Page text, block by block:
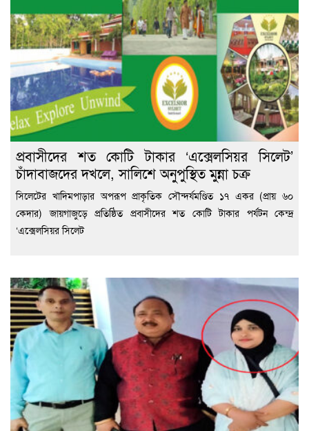
প্রবাসীদের শত কোটি টাকার ‘এক্সেলসিয়র সিলেট’
চাঁদাবাজদের দখলে, সালিশে অনুপুস্থিত মুন্না চক্র
সিলেটের খাদিমপাড়ার অপরূপ প্রাকৃতিক সৌন্দর্যমণ্ডিত ১৭ একর (প্রায় ৬০
কেদার) জায়গাজুড়ে প্রতিষ্ঠিত প্রবাসীদের শত কোটি টাকার পর্যটন কেন্দ্র
‘এক্সেলসিয়র সিলেট